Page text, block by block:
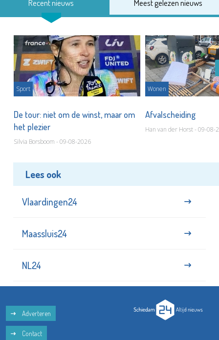
Recent nieuws Meest gelezen nieuws
Sport
De tour: niet om de winst, maar om
het plezier
Silvia Borsboom - 09-08-2026
Wonen
Afvalscheiding
Han van der Horst - 09-08-
Lees ook
Vlaardingen24
Maassluis24
NL24
Adverteren
Contact